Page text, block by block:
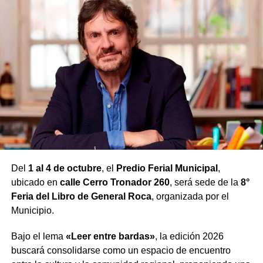
Un artista argentino que conquista
los principales escenarios del
mundo
Detrás del nombre artísticoUbbah se encuentraLucas
Uberto, productor nacido en Argentina que comenzó su
formación musical desde muy pequeño estudiando piano
y que, con el paso de los años, se convirtió en uno de los
exponentes más destacados del melodic techno a nivel
Su carrera dio un salto definitivo tras incorporarse al
prestigioso sello Afterlife, de Tale Of Us, con el
lanzamiento de System Failure, una producción que lo
electrónica mundial. A partir de allí comenzó a
presentarse en algunos de los clubes y festivales más
Del 1 al 4 de octubre, el Predio Ferial Municipal ,
ubicado en calle Cerro Tronador 260, será sede de la 8°
Feria del Libro de General Roca, organizada por el
Municipio.
Bajo el lema «Leer entre bardas», la edición 2026
buscará consolidarse como un espacio de encuentro